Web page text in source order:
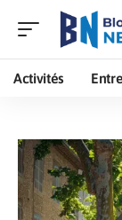
Activités